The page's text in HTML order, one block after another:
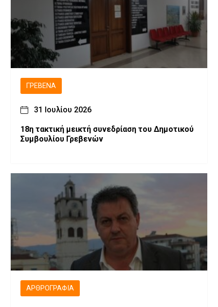
ΓΡΕΒΕΝΆ
31 Ιουλίου 2026
18η τακτική μεικτή συνεδρίαση του Δημοτικού
Συμβουλίου Γρεβενών
ΑΡΘΡΟΓΡΑΦΊΑ